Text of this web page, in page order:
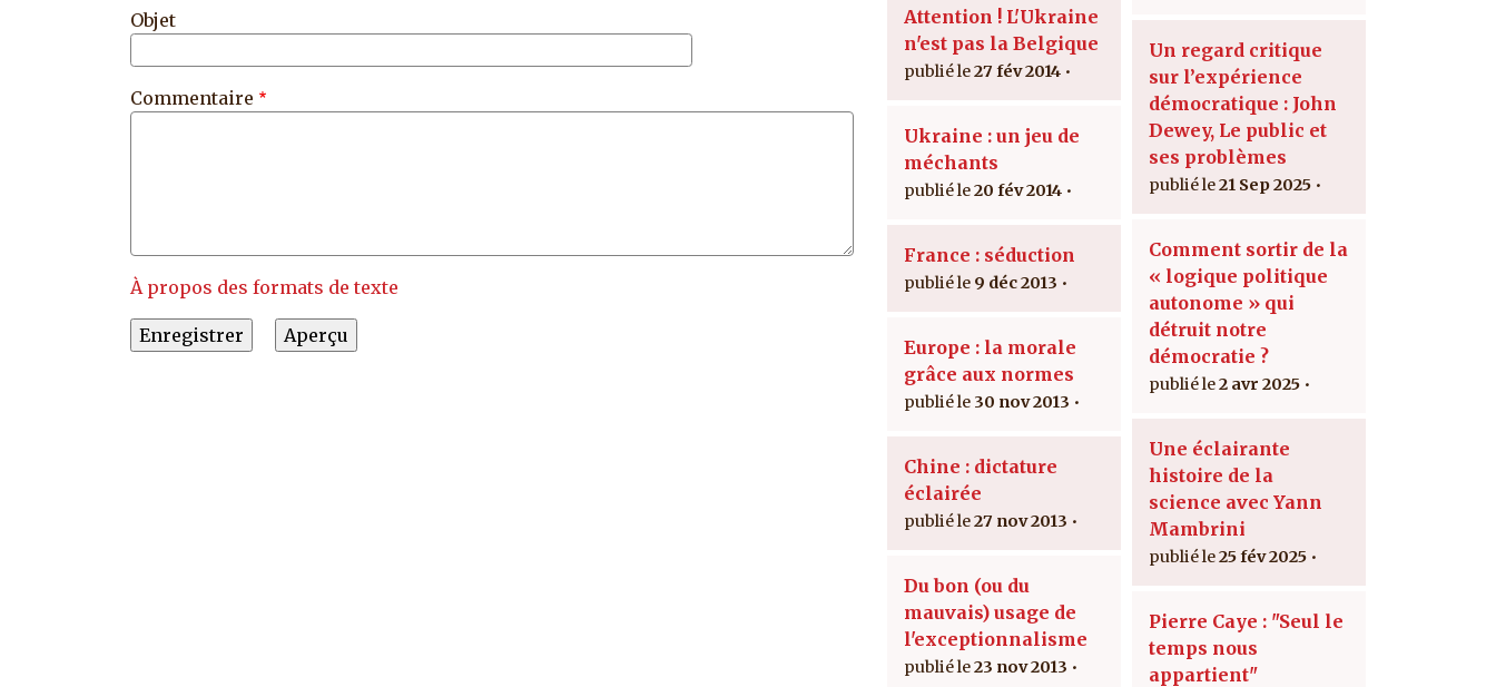
Objet
Commentaire
À propos des formats de texte
Attention ! L'Ukraine
n'est pas la Belgique
27 fév 2014
Ukraine : un jeu de
méchants
20 fév 2014
France : séduction
9 déc 2013
Europe : la morale
grâce aux normes
30 nov 2013
Chine : dictature
éclairée
27 nov 2013
Du bon (ou du
mauvais) usage de
l'exceptionnalisme
23 nov 2013
Un regard critique
sur l’expérience
démocratique : John
Dewey, Le public et
ses problèmes
21 Sep 2025
Comment sortir de la
« logique politique
autonome » qui
détruit notre
démocratie ?
2 avr 2025
Une éclairante
histoire de la
science avec Yann
Mambrini
25 fév 2025
Pierre Caye : "Seul le
temps nous
appartient"